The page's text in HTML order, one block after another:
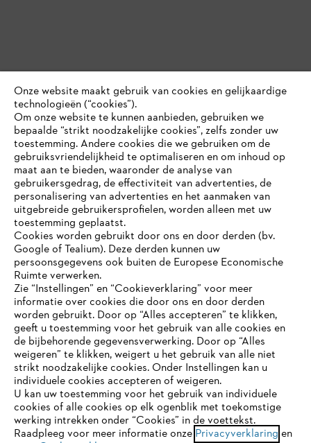
JE BROWSER WORDT NIET
ONDERSTEUND
Je gebruikt een browser die we nog niet ondersteunen. Om
onze website optimaal te kunnen gebruiken, raden we aan dat
je overschakelt op één van de volgende browsers:
Onze website maakt gebruik van cookies en gelijkaardige
technologieën (“cookies”).
Om onze website te kunnen aanbieden, gebruiken we
bepaalde “strikt noodzakelijke cookies”, zelfs zonder uw
toestemming. Andere cookies die we gebruiken om de
gebruiksvriendelijkheid te optimaliseren en om inhoud op
maat aan te bieden, waaronder de analyse van
gebruikersgedrag, de effectiviteit van advertenties, de
personalisering van advertenties en het aanmaken van
uitgebreide gebruikersprofielen, worden alleen met uw
toestemming geplaatst.
Cookies worden gebruikt door ons en door derden (bv.
Google of Tealium). Deze derden kunnen uw
persoonsgegevens ook buiten de Europese Economische
Ruimte verwerken.
Zie “Instellingen” en “Cookieverklaring” voor meer
informatie over cookies die door ons en door derden
worden gebruikt. Door op “Alles accepteren” te klikken,
geeft u toestemming voor het gebruik van alle cookies en
de bijbehorende gegevensverwerking. Door op “Alles
weigeren” te klikken, weigert u het gebruik van alle niet
strikt noodzakelijke cookies. Onder Instellingen kan u
individuele cookies accepteren of weigeren.
U kan uw toestemming voor het gebruik van individuele
cookies of alle cookies op elk ogenblik met toekomstige
werking intrekken onder “Cookies” in de voettekst.
Raadpleeg voor meer informatie onze Privacyverklaring en